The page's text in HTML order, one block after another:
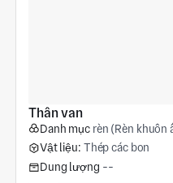
Thân van
Danh mục rèn (Rèn khuôn
Vật liệu: Thép các bon
Dung lượng --